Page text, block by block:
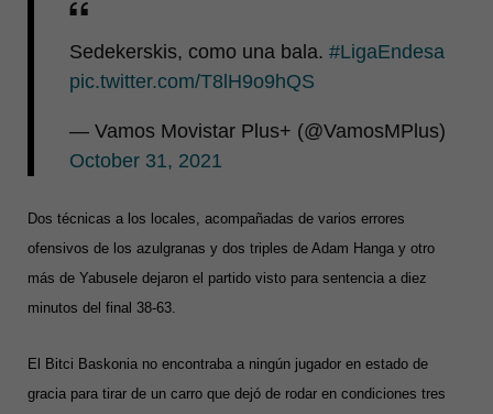
Sedekerskis, como una bala.#LigaEndesa
pic.twitter.com/T8lH9o9hQS
— Vamos Movistar Plus+ (@VamosMPlus)
October 31, 2021
Dos técnicas a los locales, acompañadas de varios errores
ofensivos de los azulgranas y dos triples de Adam Hanga y otro
más de Yabusele dejaron el partido visto para sentencia a diez
minutos del final 38-63.
El Bitci Baskonia no encontraba a ningún jugador en estado de
gracia para tirar de un carro que dejó de rodar en condiciones tres